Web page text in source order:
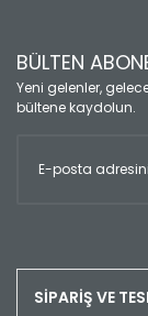
BÜLTEN
Yeni gelenler,
bültene kaydolun.
SİPARİŞ VE